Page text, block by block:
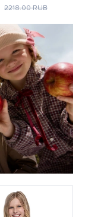
2218.00RUB